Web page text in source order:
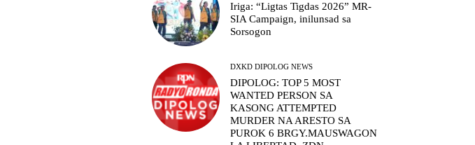
Iriga: “Ligtas Tigdas 2026” MR-
SIA Campaign, inilunsad sa
Sorsogon
DXKD DIPOLOG NEWS
DIPOLOG: TOP 5 MOST
WANTED PERSON SA
KASONG ATTEMPTED
MURDER NA ARESTO SA
PUROK 6 BRGY.MAUSWAGON